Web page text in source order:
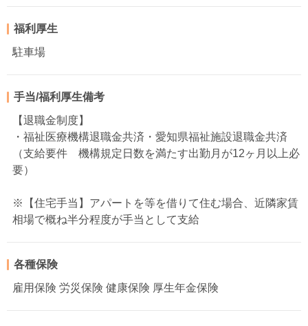
福利厚生
駐車場
手当/福利厚生備考
【退職金制度】
・福祉医療機構退職金共済・愛知県福祉施設退職金共済
（支給要件 機構規定日数を満たす出勤月が12ヶ月以上必
要）
※【住宅手当】アパートを等を借りて住む場合、近隣家賃
相場で概ね半分程度が手当として支給
各種保険
雇用保険 労災保険 健康保険 厚生年金保険